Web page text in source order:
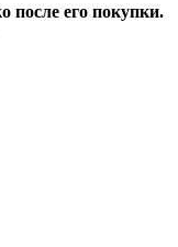
после его покупки.